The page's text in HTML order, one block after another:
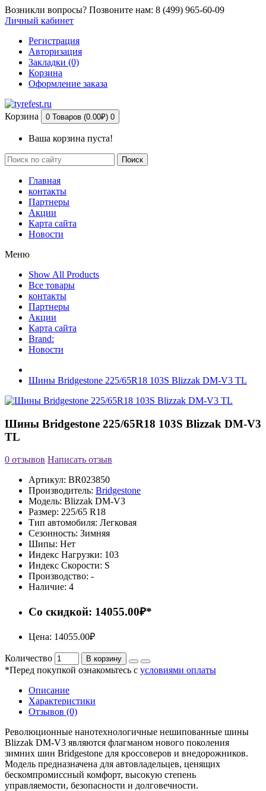
Возникли вопросы? Позвоните нам: 8 (499) 965-60-09
Личный кабинет
Регистрация
Авторизация
Закладки (0)
Корзина
Оформление заказа
Корзина 0 Товаров (0.00₽) 0
Ваша корзина пуста!
Поиск
Главная
контакты
Партнеры
Акции
Карта сайта
Новости
Меню
Show All Products
Все товары
контакты
Партнеры
Акции
Карта сайта
Brand:
Новости
Шины Bridgestone 225/65R18 103S Blizzak DM-V3 TL
Шины Bridgestone 225/65R18 103S Blizzak DM-V3
TL
0 отзывов Написать отзыв
Артикул: BR023850
Производитель: Bridgestone
Модель: Blizzak DM-V3
Размер: 225/65 R18
Тип автомобиля: Легковая
Сезонность: Зимняя
Шипы: Нет
Индекс Нагрузки: 103
Индекс Скорости: S
Производство: -
Наличие: 4
Со скидкой: 14055.00₽*
Цена: 14055.00₽
Количество В корзину
*Перед покупкой ознакомьтесь с условиями оплаты
Описание
Характеристики
Отзывов (0)
Революционные нанотехнологичные нешипованные шины
Blizzak DM-V3 являются флагманом нового поколения
зимних шин Bridgestone для кроссоверов и внедорожников.
Модель предназначена для автовладельцев, ценящих
бескомпромиссный комфорт, высокую степень
управляемости, безопасности и долговечности.